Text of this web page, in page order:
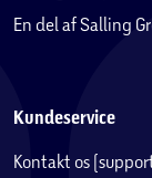
En del af Salling
Kundeservice
Kontakt os